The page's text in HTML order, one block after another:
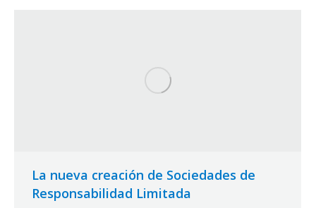
La nueva creación de Sociedades de
Responsabilidad Limitada